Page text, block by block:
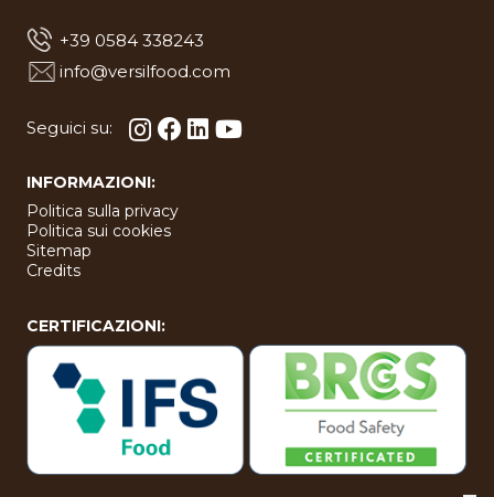
+39 0584 338243
info@versilfood.com
Seguici su:
INFORMAZIONI:
Politica sulla privacy
Politica sui cookies
Sitemap
Credits
CERTIFICAZIONI: